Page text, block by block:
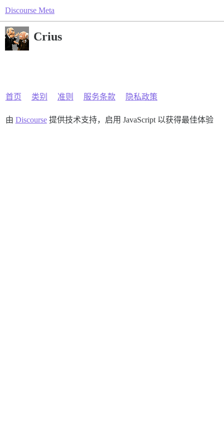
Discourse Meta
Crius
首页 类别 准则 服务条款 隐私政策
由 Discourse提供技术支持，启用 JavaScript 以获得最佳体验